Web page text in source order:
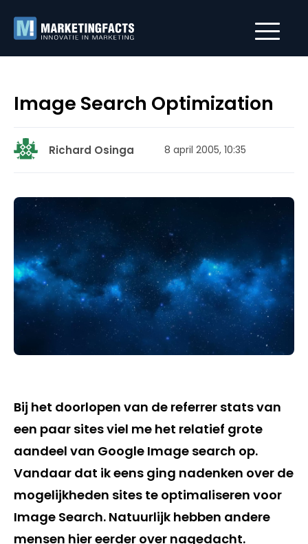
Image Search Optimization
Richard Osinga 8 april 2005, 10:35
Bij het doorlopen van de referrer stats van
een paar sites viel me het relatief grote
aandeel van Google Image search op.
Vandaar dat ik eens ging nadenken over de
mogelijkheden sites te optimaliseren voor
Image Search. Natuurlijk hebben andere
mensen hier eerder over nagedacht.